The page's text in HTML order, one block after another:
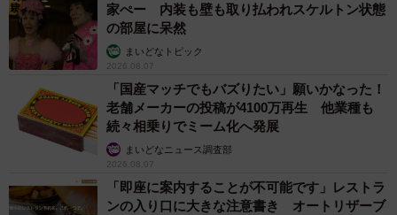
家ぺー 内装も壁も取り払われスケルトン状態
の部屋に呆然
まいどなトピック
2026.08.07
「国産マッチでもバズりたい」願いかなった！
老舗メーカーの投稿が4100万再生 他業種も
続々相乗りでミーム化へ発展
まいどなニュース調査部
2026.08.07
「即座に案内することが不可能です」レストラ
ンの入り口に大きな注意書き オートリザーブ